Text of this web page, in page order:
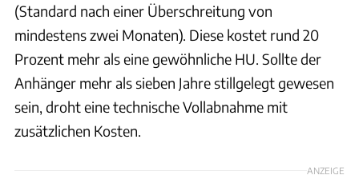
(Standard nach einer Überschreitung von
mindestens zwei Monaten). Diese kostet rund 20
Prozent mehr als eine gewöhnliche HU. Sollte der
Anhänger mehr als sieben Jahre stillgelegt gewesen
sein, droht eine technische Vollabnahme mit
zusätzlichen Kosten.
ANZEIGE